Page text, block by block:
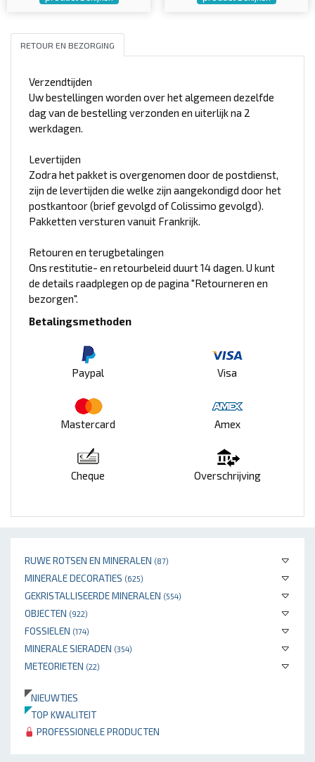
RUWE ROTSEN EN MINERALEN (87)
MINERALE DECORATIES (625)
GEKRISTALLISEERDE MINERALEN (554)
OBJECTEN (922)
FOSSIELEN (174)
MINERALE SIERADEN (354)
METEORIETEN (22)
NIEUWTJES
TOP KWALITEIT
PROFESSIONELE PRODUCTEN
RETOUR EN BEZORGING
Verzendtijden
Uw bestellingen worden over het algemeen dezelfde
dag van de bestelling verzonden en uiterlijk na 2
werkdagen.
Levertijden
Zodra het pakket is overgenomen door de postdienst,
zijn de levertijden die welke zijn aangekondigd door het
postkantoor (brief gevolgd of Colissimo gevolgd).
Pakketten versturen vanuit Frankrijk.
Retouren en terugbetalingen
Ons restitutie- en retourbeleid duurt 14 dagen. U kunt
de details raadplegen op de pagina "Retourneren en
bezorgen".
Betalingsmethoden
Paypal Visa
Mastercard Amex
Cheque Overschrijving